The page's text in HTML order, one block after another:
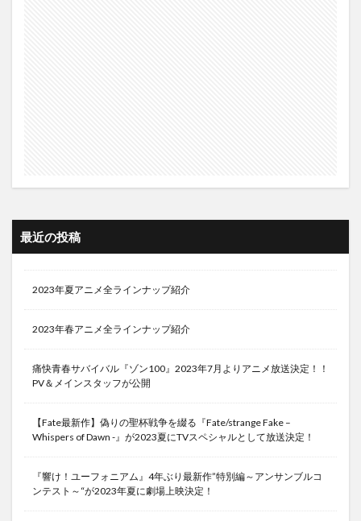
最近の投稿
2023年夏アニメ全ラインナップ紹介
2023年春アニメ全ラインナップ紹介
痛快青春サバイバル『ゾン100』2023年7月よりアニメ放送決定！！
PV＆メインスタッフが公開
【Fate最新作】偽りの聖杯戦争を綴る『Fate/strange Fake –
Whispers of Dawn -』が2023夏にTVスペシャルとして放送決定！
『響け！ユーフォニアム』4年ぶり最新作”特別編～アンサンブルコ
ンテスト～“が2023年夏に劇場上映決定！